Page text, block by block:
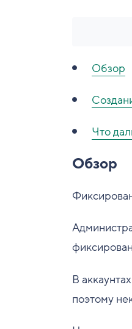
Обзор
Что
Обзор
В
поэтому